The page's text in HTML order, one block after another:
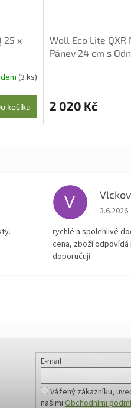
25 x
(3 ks)
košíku
Woll Eco Lite QXR
Pánev 24 cm s
2 020 Kč
je 5 z 5 hvězdiček.V
3.6.2026
rychlé a spolehlivé
cena, zboží
doporučuji
E-mail
Vážený zákazníku,
našimiObchodními